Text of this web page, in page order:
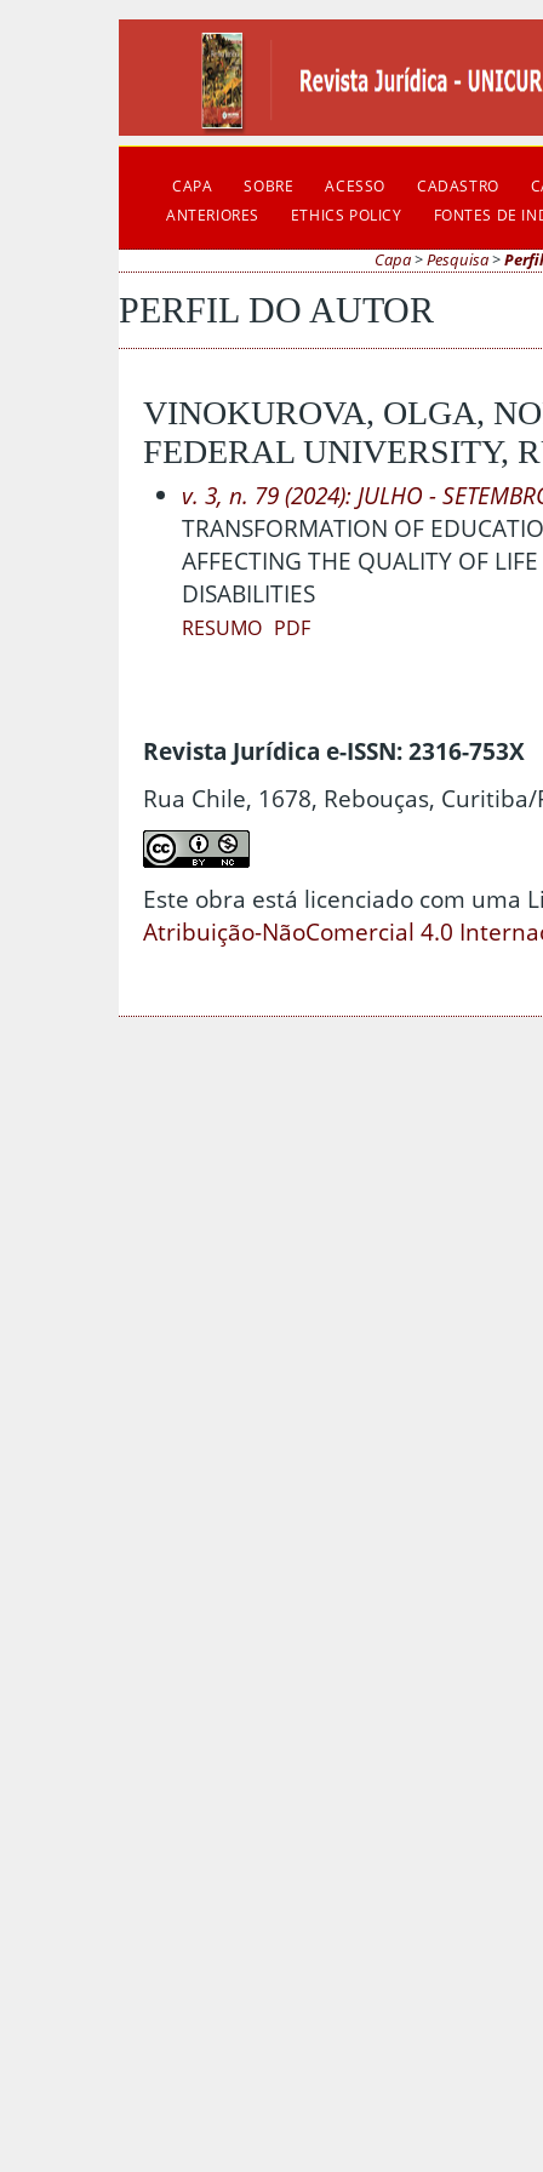
CAPA SOBRE ACESSO CADASTRO
ANTERIORES
ETHICS POLICY FONTES DE
Capa>Pesquisa>
PERFIL DO AUTOR
VINOKUROVA, OLGA,
FEDERAL UNIVERSITY,
v. 3, n. 79 (2024): JULHO -
TRANSFORMATION OF
AFFECTING THE QUALITY OF
DISABILITIES
RESUMO PDF
Revista Jurídica e-ISSN: 2316-753X
Rua Chile, 1678, Rebouças, Curitiba/
Este obra está licenciado com uma
Atribuição-NãoComercial 4.0